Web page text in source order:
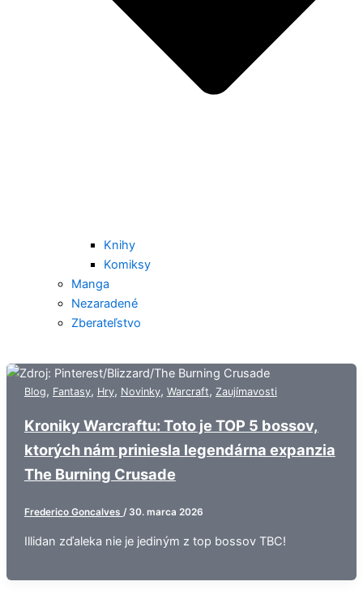
Knihy
Komiksy
Manga
Nezaradené
Zberateľstvo
Blog, Fantasy, Hry, Novinky, Warcraft, Zaujímavosti
Kroniky Warcraftu: Toto je TOP 5 bossov,
ktorých nám priniesla legendárna expanzia
The Burning Crusade
Frederico Goncalves / 30. marca 2026
Illidan zďaleka nie je jediným z top bossov TBC!